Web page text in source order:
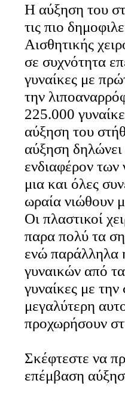
Η αύξηση του
τις πιο
Αισθητικής
σε συχνότητα
γυναίκες με
την
225.000
αύξηση του
αύξηση
ενδιαφέρον
μια και όλες
ωραία νιώθουν
Οι πλαστικοί
παρα πολύ τα
ενώ παράλληλα
γυναικών από
γυναίκες με
μεγαλύτερη
προχωρήσουν
Σκέφτεστε να
επέμβαση